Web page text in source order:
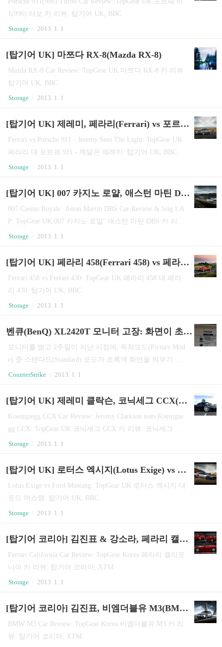
1(996) 터보 카 리뷰: 탑기어 UK, BBC
Storage
2013. 1. 1
[탑기어 UK] 마쯔다 RX-8(Mazda RX-8)
Mazda RX-8 Car Review: TopGear UK 마쯔다 RX-8 카 리뷰:
탑기어 UK, BBC
Storage
2013. 1. 1
[탑기어 UK] 제레미, 페라리(Ferrari) vs 포르쉐 911(Porsche 911)
Ferrari vs Porsche 911 - Jeremy Sees The Light: TopGear UK
페라리 대 포르쉐 911 - 깨달은 제레미: 탑기어 UK, BBC
Storage
2013. 1. 1
[탑기어 UK] 007 카지노 로얄, 애스턴 마틴 DBS(Aston Martin DBS)
007 Casino Royale` Aston Martin DBS Car Review & Stig LA
P: TopGear UK 007 카지노 로얄` 애스턴 마틴 DBS 카 리뷰
& 스티그 랩: 탑기어 UK, BBC
Storage 2013. 1. 1
[탑기어 UK] 페라리 458(Ferrari 458) vs 페라리 430(Ferrari 430)
Ferrari 458 vs Ferrari 430: TopGear UK 페라리 458 대 페라
리 430: 탑기어 UK, BBC
Storage
2013. 1. 1
벤큐(BenQ) XL2420T 모니터 고장: 화면이 초록색 빛을 띄는 증상 수리, 대원 A/S
모니터를 받고 2주일이 지난 시점에, 픽쳐모드(Picture Mod
e) 중 스탠다드(Standard) 모드가 초록색 화면을 띄우기 시
작.다른 모드들은 정상인데, 설정을 만져보고 공장초기화
존 플래티늄(Platinum) 회원의 경우 상품교환서비스(상품
문의하니 벤큐의 연락처와, 문제가 생긴 XL2420T를 보내
주면 새 제품으로 보내주겠다는 답변을 받았다.이번 컴퓨
터 구입으로 플래티늄 등급이 되어 새 제품을 받을 수도 있
서비스센터(1577-7925, 02-534-0995)에서는 유통사를 확인
후 대원CTS(1577-792..
CounterStrike 2013. 1. 1
[탑기어 UK] 제레미 클락슨, 코닉세그 CCX(Koenigsegg CCX)
Koenigsegg CCX Car Review: Jeremy Clarkson tests Koenigse
gg CCX: TopGear UK 코닉세그 CCX 카 리뷰: 코닉세그 CC
X를 테스트 한 제레미 클락슨: 탑기어 UK, BBC
Storage 2013. 1. 1
[탑기어 UK] 로터스 엑시지(Lotus Exige) vs 포드 머스탱(Ford Mustang)
Lotus Exige vs Ford Mustang: TopGear UK 로터스 엑시지 대
포드 머스탱: 탑기어 UK, BBC
Storage
2013. 1. 1
[탑기어 코리아] 김진표 & 강소라, 페라리 캘리포니아(Ferrari California)
Ferrari California Car Review: TopGear Korea 페라리 캘리포
니아 카 리뷰: 탑기어 코리아, XTM
Storage
2013. 1. 1
[탑기어 코리아] 김진표, 비엠더블유 M3(BMW M3)
BMW M3 Car Review: TopGear Korea 비엠더블유 M3 카 리
뷰: 탑기어 코리아, XTM